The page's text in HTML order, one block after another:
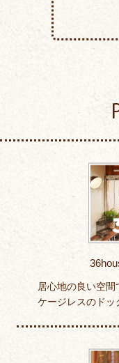
居心地の良い空
ケージレスのドッ